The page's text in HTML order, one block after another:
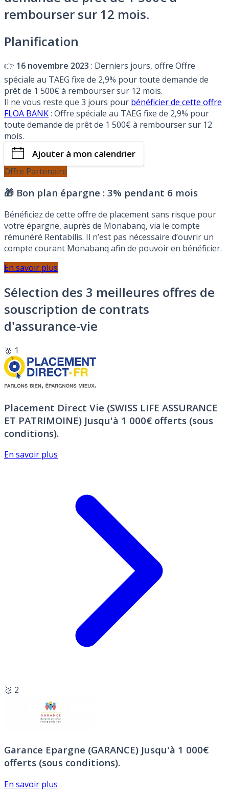
rembourser sur 12 mois.
Planification
👉 16 novembre 2023 : Derniers jours, offre Offre
spéciale au TAEG fixe de 2,9% pour toute demande de
prêt de 1 500€ à rembourser sur 12 mois.
Il ne vous reste que 3 jours pour bénéficier de cette offre
FLOA BANK: Offre spéciale au TAEG fixe de 2,9% pour
toute demande de prêt de 1 500€ à rembourser sur 12
mois.
Ajouter à mon calendrier
Offre Partenaire
🎁 Bon plan épargne : 3% pendant 6 mois
Bénéficiez de cette offre de placement sans risque pour
votre épargne, auprès de Monabanq, via le compte
rémunéré Rentabilis. Il n’est pas nécessaire d’ouvrir un
compte courant Monabanq afin de pouvoir en bénéficier.
En savoir plus
Sélection des 3 meilleures offres de
souscription de contrats
d'assurance-vie
🥇 1
Placement Direct Vie (SWISS LIFE ASSURANCE
ET PATRIMOINE) Jusqu'à 1 000€ offerts (sous
conditions).
En savoir plus
🥈 2
Garance Epargne (GARANCE) Jusqu'à 1 000€
offerts (sous conditions).
En savoir plus